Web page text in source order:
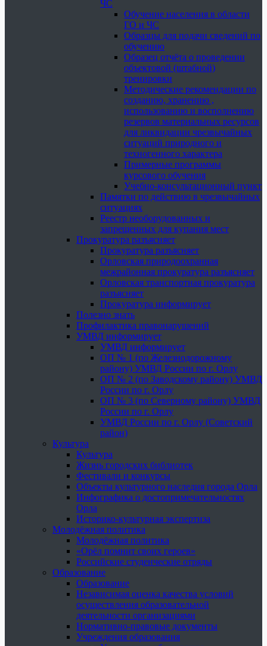
ЧС
Обучение населения в области
ГО и ЧС
Образцы для подачи сведений по
обучению
Образец отчёта о проведении
объектовой (штабной)
тренировки
Методические рекомендации по
созданию, хранению ,
использованию и восполнению
резервов материальных ресурсов
для ликвидации чрезвычайных
ситуаций природного и
техногенного характера
Примерные программы
курсового обучения
Учебно-консультационный пункт
Памятки по действию в чрезвычайных
ситуациях
Реестр необорудованных и
запрещенных для купания мест
Прокуратура разъясняет
Прокуратура разъясняет
Орловская природоохранная
межрайонная прокуратура разъясняет
Орловская транспортная прокуратура
разъясняет
Прокуратура информирует
Полезно знать
Профилактика правонарушений
УМВД информирует
УМВД информирует
ОП № 1 (по Железнодорожному
району) УМВД России по г. Орлу
ОП № 2 (по Заводскому району) УМВД
России по г. Орлу
ОП № 3 (по Северному району) УМВД
России по г. Орлу
УМВД России по г. Орлу (Советский
район)
Культура
Культура
Жизнь городских библиотек
Фестивали и конкурсы
Объекты культурного наследия города Орла
Инфографика о достопримечательностях
Орла
Историко-культурная экспертиза
Молодёжная политика
Молодёжная политика
«Орёл помнит своих героев»
Российские студенческие отряды
Образование
Образование
Независимая оценка качества условий
осуществления образовательной
деятельности организациями
Нормативно-правовые документы
Учреждения образования